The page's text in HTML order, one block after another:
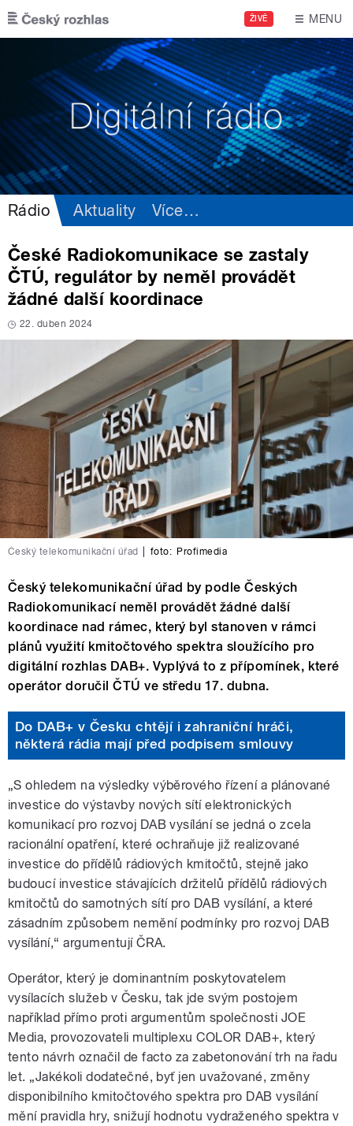
Přejít k hlavnímu obsahu
ŽIVĚ MENU
Rádio Aktuality Více…
České Radiokomunikace se zastaly
ČTÚ, regulátor by neměl provádět
žádné další koordinace
22. duben 2024
Český telekomunikační úřad foto: Profimedia
Český telekomunikační úřad by podle Českých
Radiokomunikací neměl provádět žádné další
koordinace nad rámec, který byl stanoven v rámci
plánů využití kmitočtového spektra sloužícího pro
digitální rozhlas DAB+. Vyplývá to z přípomínek, které
operátor doručil ČTÚ ve středu 17. dubna.
Do DAB+ v Česku chtějí i zahraniční hráči,
některá rádia mají před podpisem smlouvy
„S ohledem na výsledky výběrového řízení a plánované
investice do výstavby nových sítí elektronických
komunikací pro rozvoj DAB vysílání se jedná o zcela
racionální opatření, které ochraňuje již realizované
investice do přídělů rádiových kmitočtů, stejně jako
budoucí investice stávajících držitelů přídělů rádiových
kmitočtů do samotných sítí pro DAB vysílání, a které
zásadním způsobem nemění podmínky pro rozvoj DAB
vysílání,“ argumentují ČRA.
Operátor, který je dominantním poskytovatelem
vysílacích služeb v Česku, tak jde svým postojem
například přímo proti argumentům společnosti JOE
Media, provozovateli multiplexu COLOR DAB+, který
tento návrh označil de facto za zabetonování trh na řadu
let. „Jakékoli dodatečné, byť jen uvažované, změny
disponibilního kmitočtového spektra pro DAB vysílání
mění pravidla hry, snižují hodnotu vydraženého spektra v